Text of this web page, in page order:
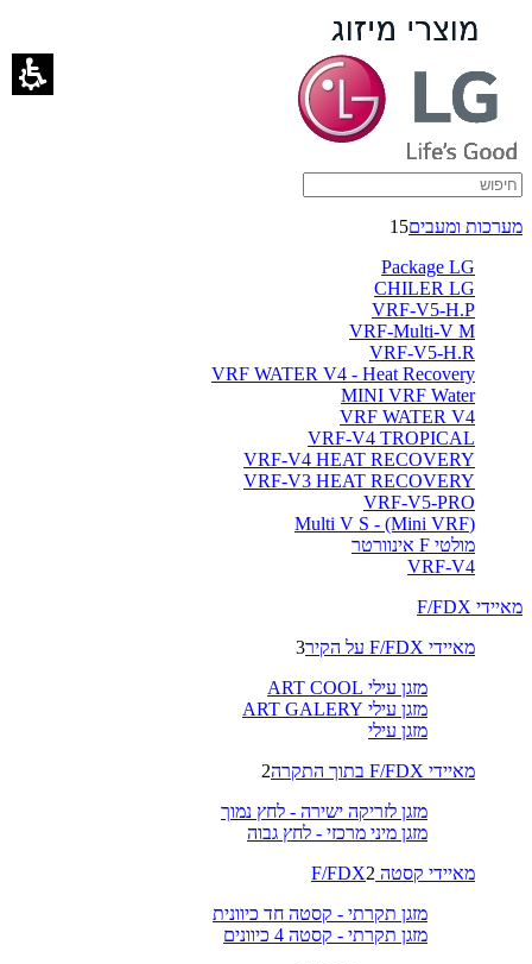
מערכות
ומעבים
ברימאג
מערכות
מערכות ומעבים15
Package LG
CHILER LG
VRF-V5-H.P
VRF-Multi-V M
VRF-V5-H.R
VRF WATER V4 - Heat Recovery
MINI VRF Water
VRF WATER V4
VRF-V4 TROPICAL
VRF-V4 HEAT RECOVERY
VRF-V3 HEAT RECOVERY
VRF-V5-PRO
(Multi V S - (Mini VRF
מולטי F אינוורטר
VRF-V4
מאיידי F/FDX
מאיידי F/FDX על הקיר
3
מזגן עילי ART COOL
מזגן עילי ART GALERY
מזגן עילי
מאיידי F/FDX בתוך התקרה
2
מזגן לזריקה ישירה - לחץ נמוך
מזגן מיני מרכזי - לחץ גבוה
מאיידי קסטה F/FDX 2
מזגן תקרתי - קסטה חד כיוונית
מזגן תקרתי - קסטה 4 כיוונים